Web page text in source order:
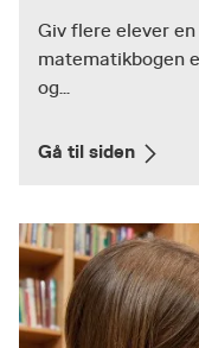
Giv flere elever
matematikbogen
og...
Gå til siden